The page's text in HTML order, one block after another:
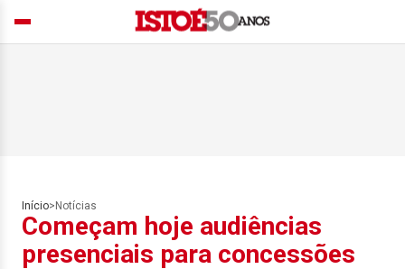
Início> Notícias
Começam hoje audiências
presenciais para concessões